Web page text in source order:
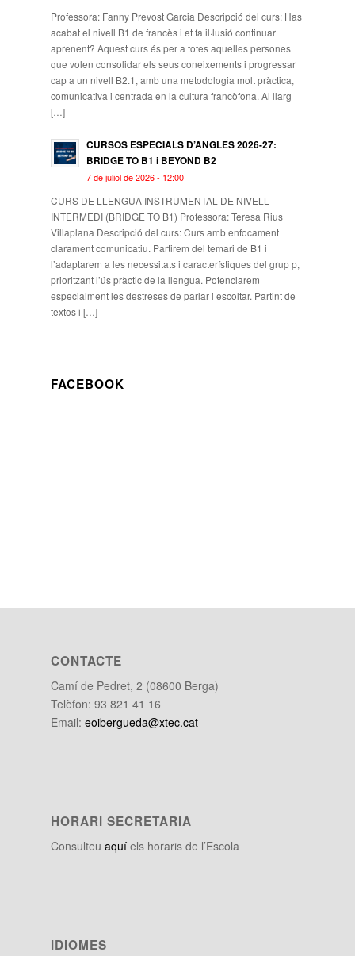
Professora: Fanny Prevost Garcia Descripció del curs: Has
acabat el nivell B1 de francès i et fa il·lusió continuar
aprenent? Aquest curs és per a totes aquelles persones
que volen consolidar els seus coneixements i progressar
cap a un nivell B2.1, amb una metodologia molt pràctica,
comunicativa i centrada en la cultura francòfona. Al llarg
[…]
CURSOS ESPECIALS D’ANGLÈS 2026-27:
BRIDGE TO B1 i BEYOND B2
7 de juliol de 2026 - 12:00
CURS DE LLENGUA INSTRUMENTAL DE NIVELL
INTERMEDI (BRIDGE TO B1) Professora: Teresa Rius
Villaplana Descripció del curs: Curs amb enfocament
clarament comunicatiu. Partirem del temari de B1 i
l’adaptarem a les necessitats i característiques del grup p,
prioritzant l’ús pràctic de la llengua. Potenciarem
especialment les destreses de parlar i escoltar. Partint de
textos i […]
FACEBOOK
CONTACTE
Camí de Pedret, 2 (08600 Berga)
Telèfon: 93 821 41 16
Email: eoibergueda@xtec.cat
HORARI SECRETARIA
Consulteu aquíels horaris de l’Escola
IDIOMES